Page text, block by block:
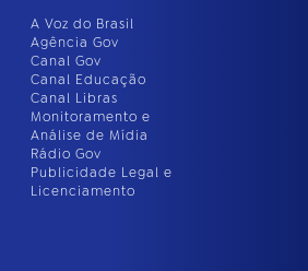
A Voz do Brasil
Agência Gov
Canal Gov
Canal Educação
Canal Libras
Monitoramento e
Análise de Mídia
Rádio Gov
Publicidade Legal e
Licenciamento